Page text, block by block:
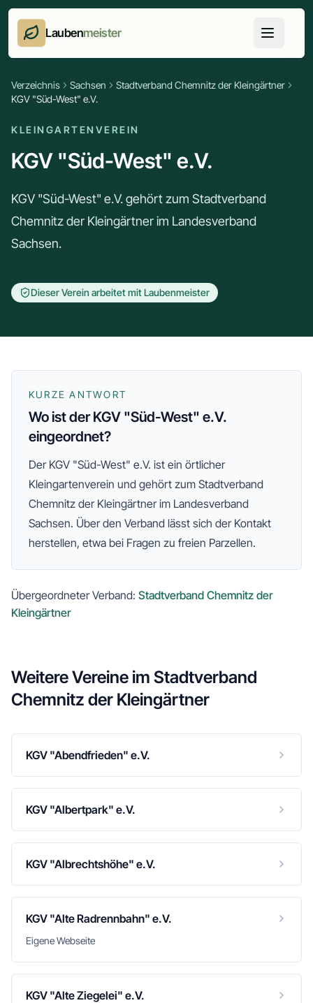
Laubenmeister
Verzeichnis Sachsen
Stadtverband Chemnitz der Kleingärtner
KGV "Süd-West" e.V.
KLEINGARTENVEREIN
KGV "Süd-West" e.V.
KGV "Süd-West" e.V. gehört zum Stadtverband
Chemnitz der Kleingärtner im Landesverband
Sachsen.
Dieser Verein arbeitet mit Laubenmeister
KURZE ANTWORT
Wo ist der KGV "Süd-West" e.V.
eingeordnet?
Der KGV "Süd-West" e.V. ist ein örtlicher
Kleingartenverein und gehört zum Stadtverband
Chemnitz der Kleingärtnerim Landesverband
Sachsen. Über den Verband lässt sich der Kontakt
herstellen, etwa bei Fragen zu freien Parzellen.
Übergeordneter Verband: Stadtverband Chemnitz der
Kleingärtner
Weitere Vereine im Stadtverband
Chemnitz der Kleingärtner
KGV "Abendfrieden" e.V.
KGV "Albertpark" e.V.
KGV "Albrechtshöhe" e.V.
KGV "Alte Radrennbahn" e.V.
Eigene Webseite
KGV "Alte Ziegelei" e.V.